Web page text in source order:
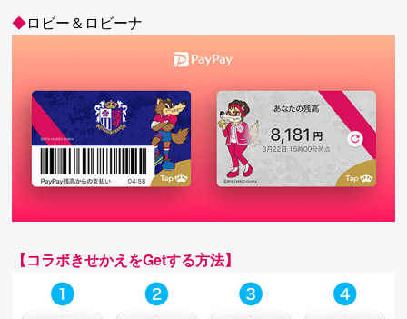
◆ロビー＆ロビーナ
【コラボきせかえをGetする方法】